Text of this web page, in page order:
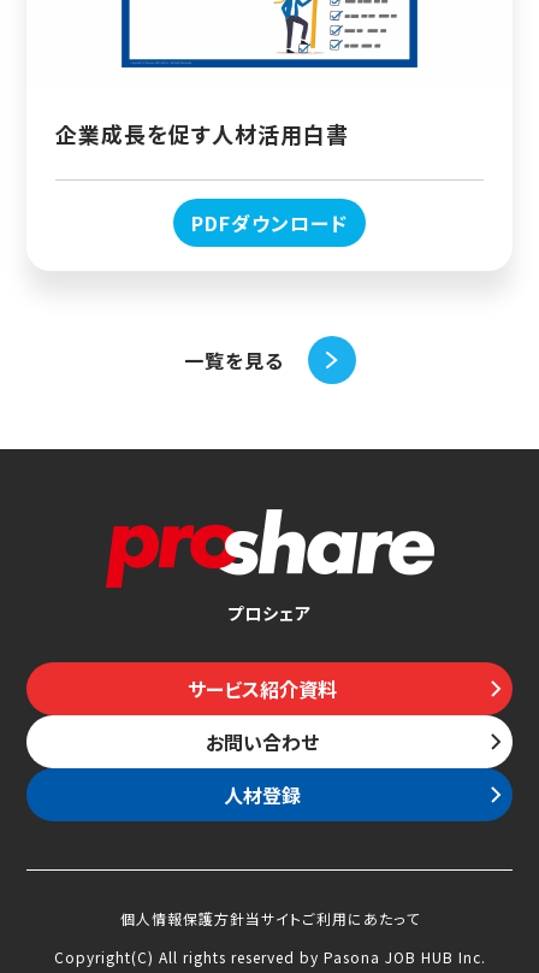
企業成長を促す人材活用白書
PDFダウンロード
一覧を見る
プロシェア
サービス紹介資料
お問い合わせ
人材登録
個人情報保護方針当サイトご利用にあたって
Copyright(C) All rights reserved by Pasona JOB HUB Inc.